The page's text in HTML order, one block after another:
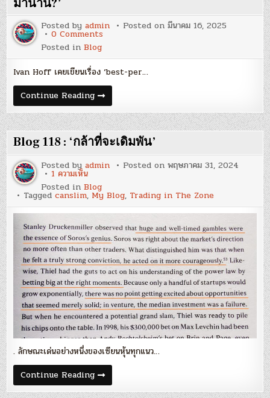
มานาน?’
Posted byadmin Posted onมีนาคม 16, 2025
0 Comments
:
‘หุ้น
กลุ่ม
ไหน
น่า
สนใจ
หลัง
ตลาด
ลง
มา
นาน?’
Posted inBlog
Ivan Hoff เคยเขียนเรื่อง ‘best-per…
Continue ReadingBlog
119
:
‘หุ้น
กลุ่ม
ไหน
น่า
สนใจ
หลัง
ตลาด
มา
นาน?’
Blog 118 : ‘กล้าที่จะเดิมพัน’
Posted byadmin Posted onพฤษภาคม 31, 2024
1 ความเห็นบน
Blog
118
:
‘กล้า
ที่
จะ
เดิม
พัน’
Posted inBlog
Taggedcanslim, My Blog, Trading in The Zone
. ลักษณะเด่นอย่างหนึ่งของเซียนหุ้นทุกแนว…
Continue ReadingBlog
118
: